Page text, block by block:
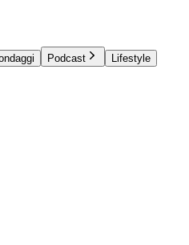
Podcast
Lifestyle